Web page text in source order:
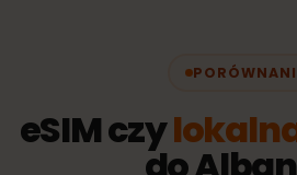
eSIM czy